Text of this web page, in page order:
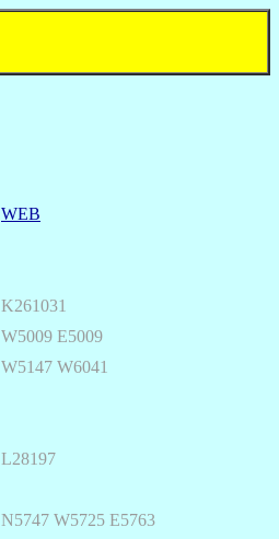
WEB
K261031
W5009 E5009
W5147 W6041
L28197
N5747 W5725 E5763